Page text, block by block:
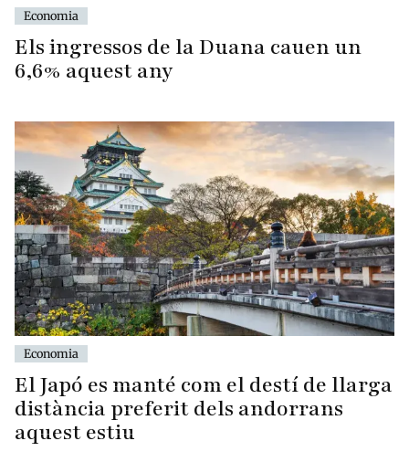
Economia
Els ingressos de la Duana cauen un
6,6% aquest any
Economia
El Japó es manté com el destí de llarga
distància preferit dels andorrans
aquest estiu